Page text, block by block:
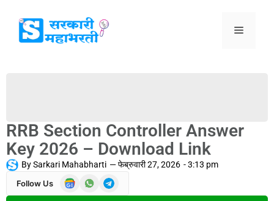
RRB Section Controller Answer
Key 2026 – Download Link
BySarkari Mahabharti —फेब्रुवारी 27, 2026 -3:13 pm
Follow Us